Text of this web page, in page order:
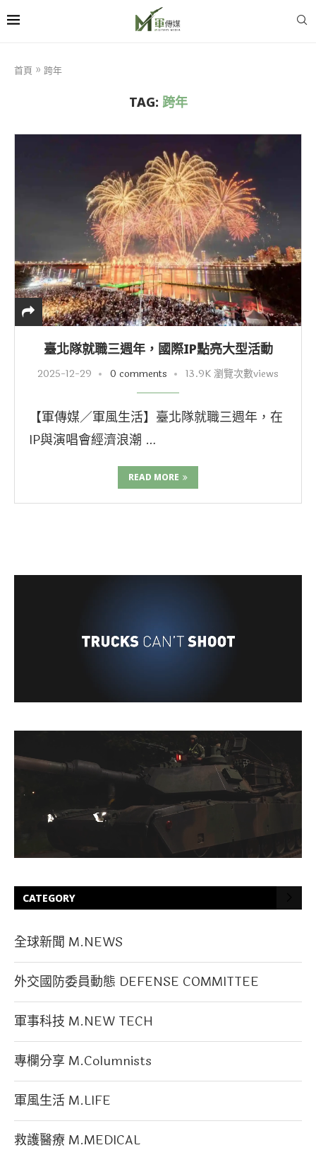
首頁 » 跨年
TAG: 跨年
臺北隊就職三週年，國際IP點亮大型活動
2025-12-29 0 comments 13.9K 瀏覽次數views
【軍傳媒／軍風生活】臺北隊就職三週年，在
IP與演唱會經濟浪潮 …
READ MORE
CATEGORY
全球新聞 M.NEWS
外交國防委員動態 DEFENSE COMMITTEE
軍事科技 M.NEW TECH
專欄分享 M.Columnists
軍風生活 M.LIFE
救護醫療 M.MEDICAL